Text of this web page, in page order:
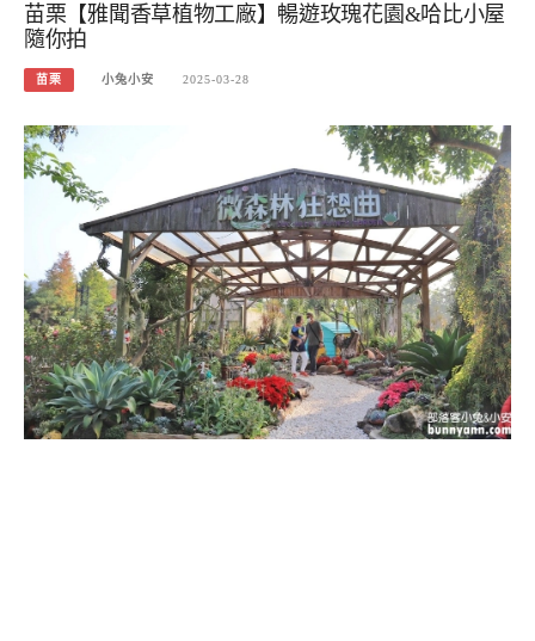
苗栗【雅聞香草植物工廠】暢遊玫瑰花園&哈比小屋
隨你拍
苗栗 小兔小安 2025-03-28